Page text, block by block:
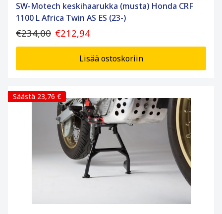
SW-Motech keskihaarukka (musta) Honda CRF
1100 L Africa Twin AS ES (23-)
€234,00 €212,94
Lisää ostoskoriin
Säästä 23,76 €